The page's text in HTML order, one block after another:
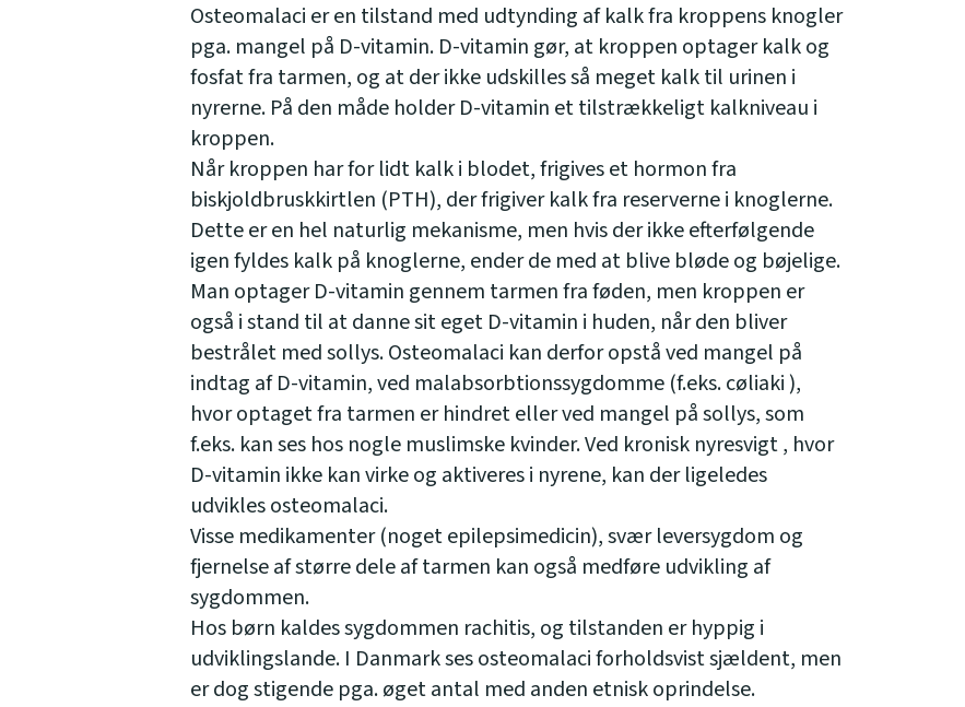
Osteomalaci er en tilstand med udtynding af kalk fra kroppens knogler
pga. mangel på D-vitamin. D-vitamin gør, at kroppen optager kalk og
fosfat fra tarmen, og at der ikke udskilles så meget kalk til urinen i
nyrerne. På den måde holder D-vitamin et tilstrækkeligt kalkniveau i
kroppen.
Når kroppen har for lidt kalk i blodet, frigives et hormon fra
biskjoldbruskkirtlen (PTH), der frigiver kalk fra reserverne i knoglerne.
Dette er en hel naturlig mekanisme, men hvis der ikke efterfølgende
igen fyldes kalk på knoglerne, ender de med at blive bløde og bøjelige.
Man optager D-vitamin gennem tarmen fra føden, men kroppen er
også i stand til at danne sit eget D-vitamin i huden, når den bliver
bestrålet med sollys. Osteomalaci kan derfor opstå ved mangel på
indtag af D-vitamin, ved malabsorbtionssygdomme (f.eks. cøliaki ),
hvor optaget fra tarmen er hindret eller ved mangel på sollys, som
f.eks. kan ses hos nogle muslimske kvinder. Ved kronisk nyresvigt , hvor
D-vitamin ikke kan virke og aktiveres i nyrene, kan der ligeledes
udvikles osteomalaci.
Visse medikamenter (noget epilepsimedicin), svær leversygdom og
fjernelse af større dele af tarmen kan også medføre udvikling af
sygdommen.
Hos børn kaldes sygdommen rachitis, og tilstanden er hyppig i
udviklingslande. I Danmark ses osteomalaci forholdsvist sjældent, men
er dog stigende pga. øget antal med anden etnisk oprindelse.